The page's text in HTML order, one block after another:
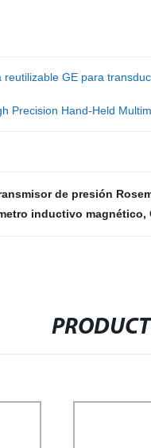
GE para
Precision Hand-Held
de presión
inductivo magnético,